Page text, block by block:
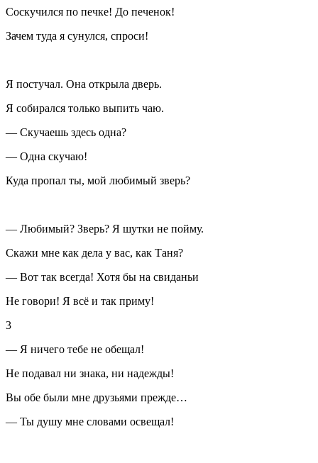
Соскучился по печке! До печенок!
Зачем туда я сунулся, спроси!
Я постучал. Она открыла дверь.
Я собирался только выпить чаю.
— Скучаешь здесь одна?
— Одна скучаю!
Куда пропал ты, мой любимый зверь?
— Любимый? Зверь? Я шутки не пойму.
Скажи мне как дела у вас, как Таня?
— Вот так всегда! Хотя бы на свиданьи
Не говори! Я всё и так приму!
3
— Я ничего тебе не обещал!
Не подавал ни знака, ни надежды!
Вы обе были мне друзьями прежде…
— Ты душу мне словами освещал!